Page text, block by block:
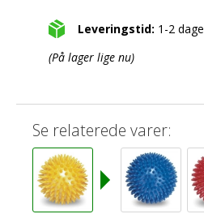
Leveringstid: 1-2 dage
(På lager lige nu)
Se relaterede varer: